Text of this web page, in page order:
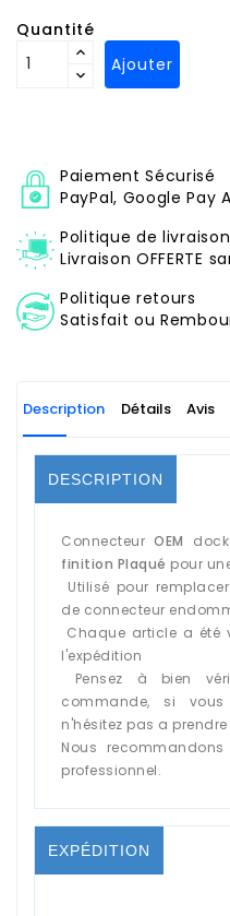
Quantité
Ajouter
Paiement Sécurisé
PayPal, Google Pay
Politique de livraison
Livraison OFFERTE
Politique retours
Satisfait ou
Description Détails Avis
DESCRIPTION
ConnecteurOEM
finition Plaqué pour
Utilisé pour
de connecteur
Chaque article a été
l'expédition
Pensez à bien
commande, si
n'hésitez pas a
Nous
professionnel.
EXPÉDITION